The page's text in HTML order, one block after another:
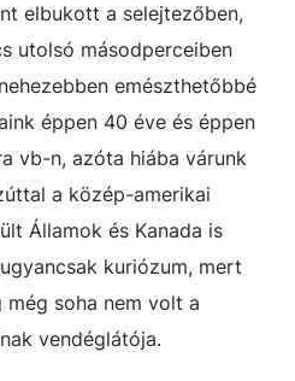
elbukott a selejtezőben,
utolsó másodperceiben
emészthetőbbé
éppen 40 éve és éppen
vb-n, azóta hiába várunk
a közép-amerikai
Államok és Kanada is
kuriózum, mert
soha nem volt a
vendéglátója.